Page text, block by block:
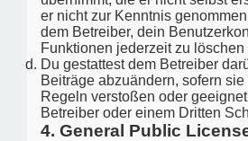
er nicht zur Kenntnis
dem Betreiber, dein
Funktionen jederzeit zu löschen
Du gestattest dem Betreiber
Beiträge abzuändern, sofern sie
Regeln verstoßen oder
Betreiber oder einem Dritten
4. General Public